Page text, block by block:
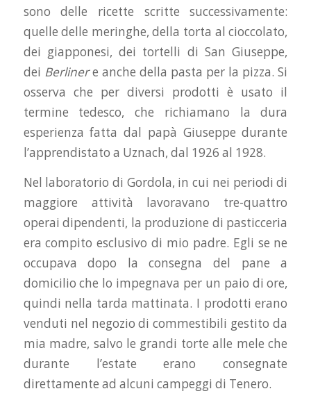
sono delle ricette scritte successivamente:
quelle delle meringhe, della torta al cioccolato,
dei giapponesi, dei tortelli di San Giuseppe,
dei Berlinere anche della pasta per la pizza. Si
osserva che per diversi prodotti è usato il
termine tedesco, che richiamano la dura
esperienza fatta dal papà Giuseppe durante
l’apprendistato a Uznach, dal 1926 al 1928.
Nel laboratorio di Gordola, in cui nei periodi di
maggiore attività lavoravano tre-quattro
operai dipendenti, la produzione di pasticceria
era compito esclusivo di mio padre. Egli se ne
occupava dopo la consegna del pane a
domicilio che lo impegnava per un paio di ore,
quindi nella tarda mattinata. I prodotti erano
venduti nel negozio di commestibili gestito da
mia madre, salvo le grandi torte alle mele che
durante l’estate erano consegnate
direttamente ad alcuni campeggi di Tenero.